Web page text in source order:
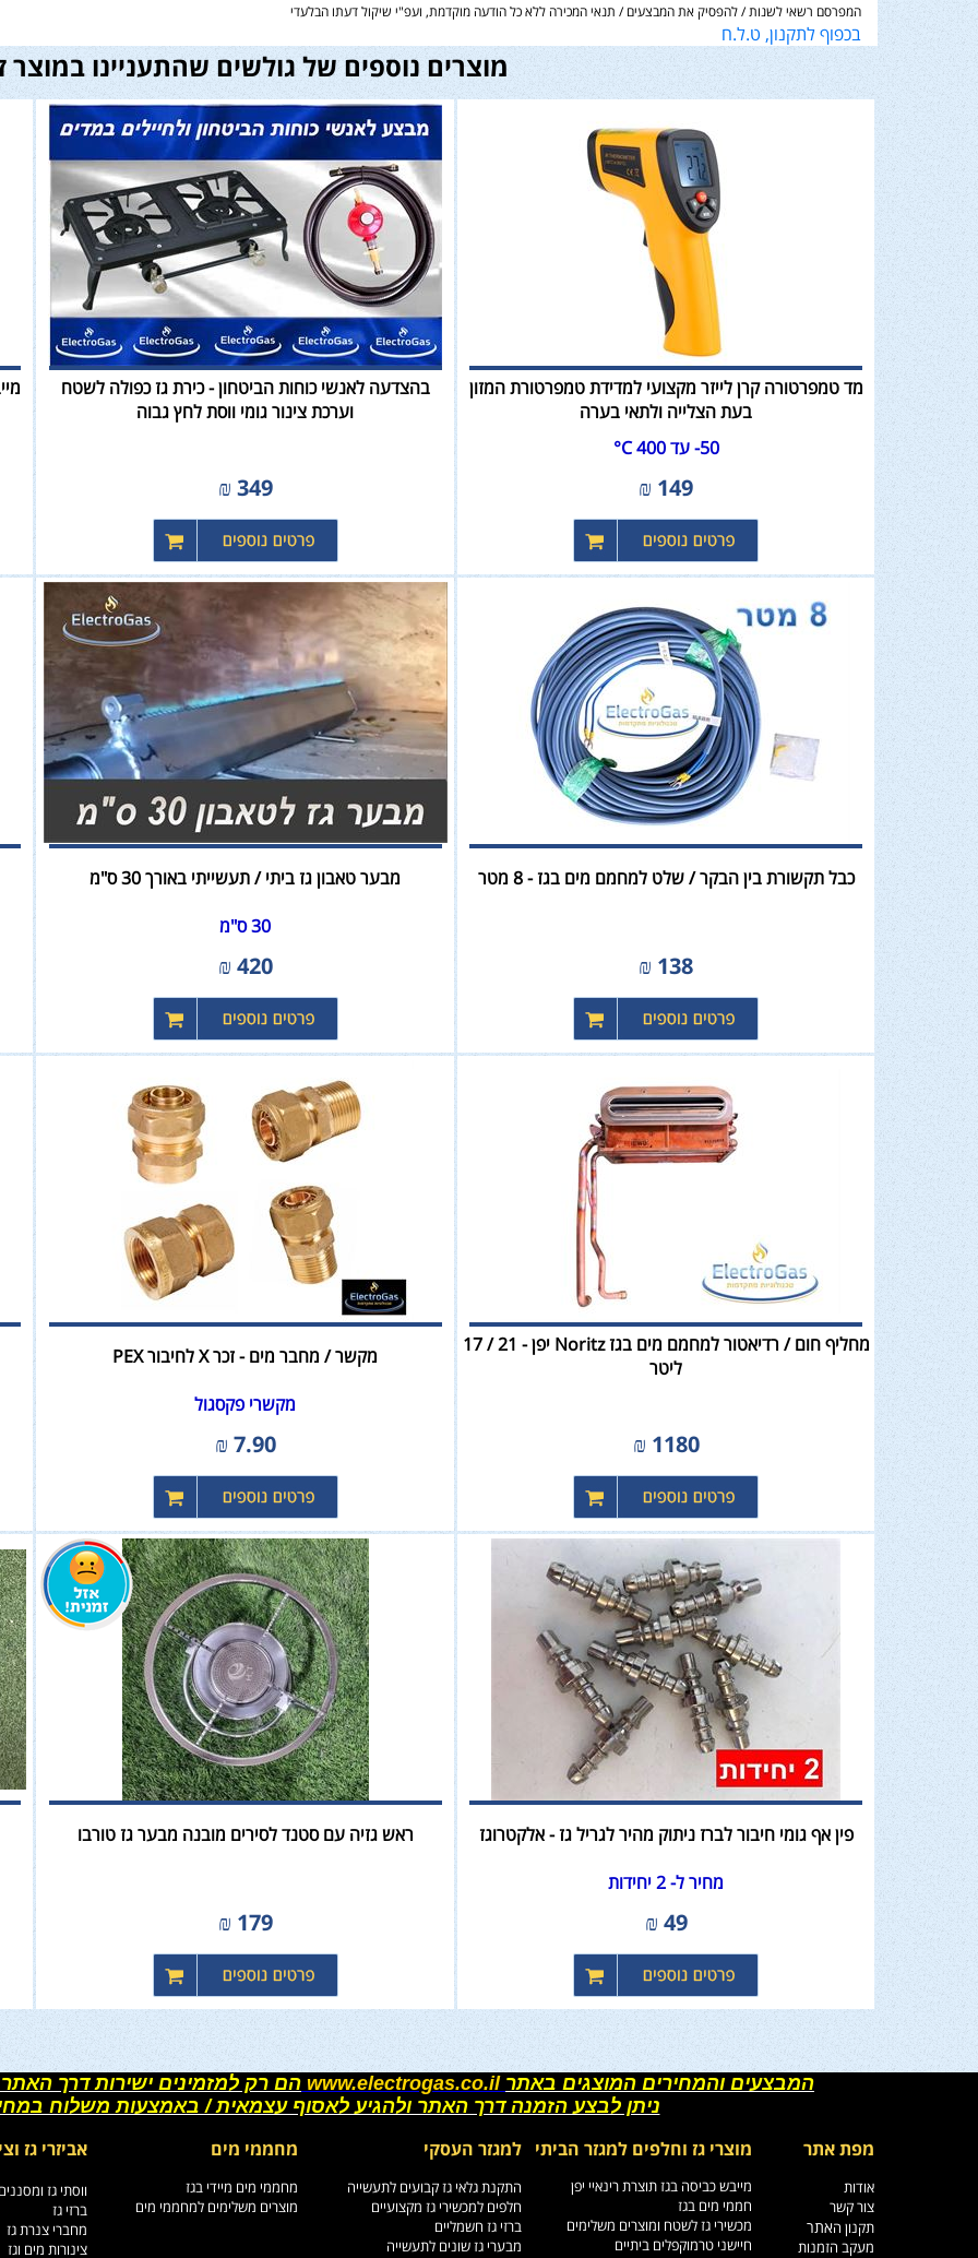
המפרסם רשאי לשנות / להפסיק את המבצעים / תנאי המכירה ללא כל הודעה מוקדמת, ועפ"י שיקול דעתו הבלעדי
בכפוף לתקנון, ט.ל.ח
מוצרים נוספים של גולשים שהתעניינו במוצר
מד טמפרטורה קרן לייזר מקצועי למדידת טמפרטורת המזון
בעת הצלייה ולתאי בערה
50- עד 400 C°
149
₪
בהצדעה לאנשי כוחות הביטחון - כירת גז כפולה לשטח
וערכת צינור גומי ווסת לחץ גבוה
349
₪
כבל תקשורת בין הבקר / שלט למחמם מים בגז - 8 מטר
138
₪
מבער טאבון גז ביתי / תעשייתי באורך 30 ס"מ
30 ס"מ
420
₪
מחליף חום / רדיאטור למחמם מים בגז Noritz יפן - 21 / 17
ליטר
1180
₪
מקשר / מחבר מים - זכר X לחיבור PEX
מקשרי פקסגול
7.90
₪
פין אף גומי חיבור לברז ניתוק מהיר לגריל גז - אלקטרוגז
מחיר ל- 2 יחידות
49
₪
ראש גזיה עם סטנד לסירים מובנה מבער גז טורבו
179
₪
המבצעים והמחירים המוצגים באתר www.electrogas.co.il הם רק למזמינים ישירות דרך
ניתן לבצע הזמנה דרך האתר ולהגיע לאסוף עצמאית / באמצעות משלוח
מפת אתר מוצרי גז וחלפים למגזר הביתי למגזר העסקי מחממי מים אביזרי גז
אודות
צור קשר
תקנון האתר
מעקב הזמנות
מייבש כביסה בגז תוצרת רינאיי יפן
חממי מים בגז
מכשירי גז לשטח ומוצרים משלימים
חיישני טרמוקפלים ביתיים
התקנת גלאי גז קבועים לתעשייה
חלפים למכשירי גז מקצועיים
ברזי גז חשמליים
מבערי גז שונים לתעשייה
מחממי מים מיידי בגז
מוצרים משלימים למחממי מים
ווסתי גז
ברזי גז
מחברי צנרת גז
צינורות מים וגז